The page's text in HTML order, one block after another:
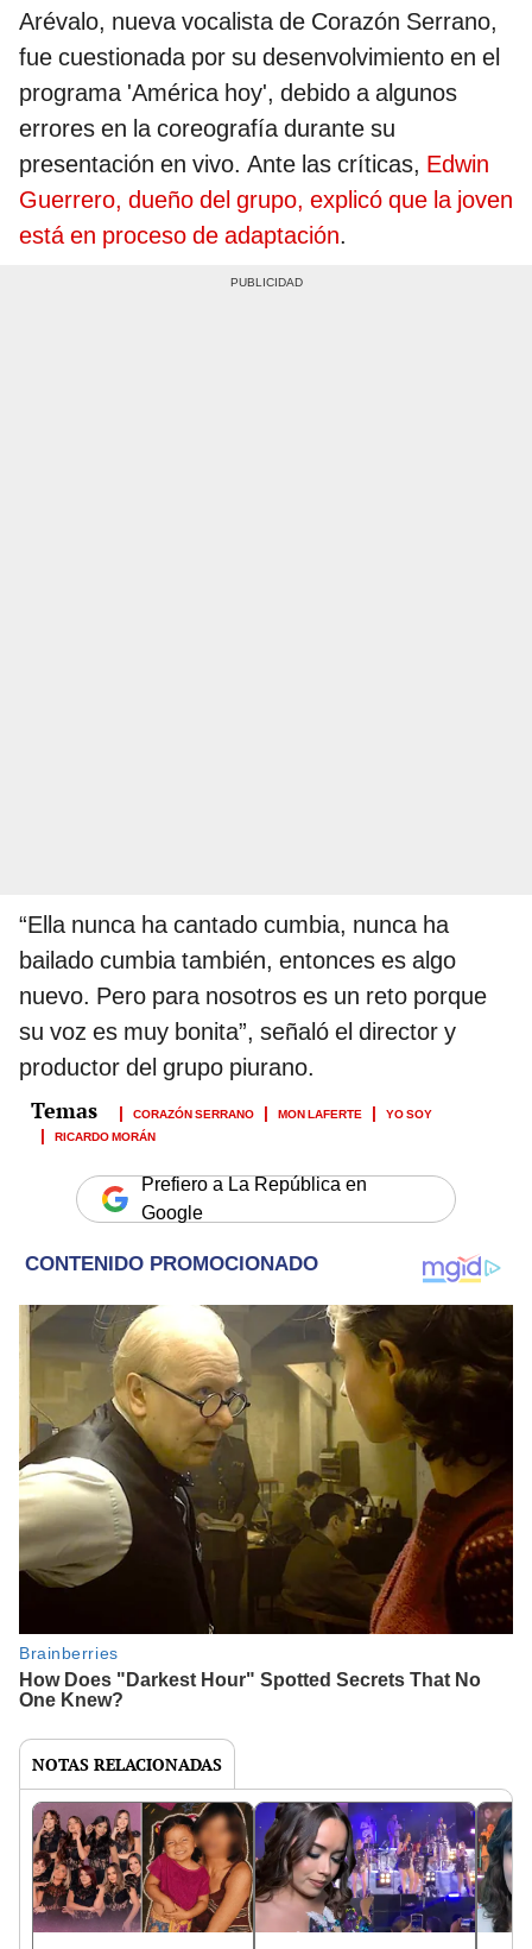
Arévalo, nueva vocalista de Corazón Serrano,
fue cuestionada por su desenvolvimiento en el
programa 'América hoy', debido a algunos
errores en la coreografía durante su
presentación en vivo. Ante las críticas, Edwin
Guerrero, dueño del grupo, explicó que la joven
está en proceso de adaptación.
“Ella nunca ha cantado cumbia, nunca ha
bailado cumbia también, entonces es algo
nuevo. Pero para nosotros es un reto porque
su voz es muy bonita”, señaló el director y
productor del grupo piurano.
CORAZÓN SERRANO MON LAFERTE
YO SOY
RICARDO MORÁN
Prefiero a La República en
Google
NOTAS RELACIONADAS